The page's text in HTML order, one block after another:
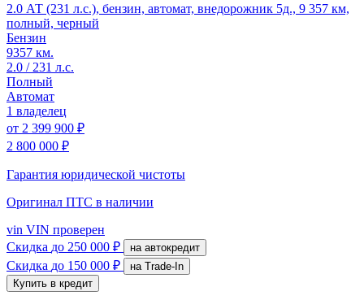
2.0 АТ (231 л.с.), бензин, автомат, внедорожник 5д., 9 357 км,
полный, черный
Бензин
9357 км.
2.0 / 231 л.с.
Полный
Автомат
1 владелец
от 2 399 900 ₽
2 800 000 ₽
Гарантия юридической чистоты
Оригинал ПТС в наличии
vin VIN проверен
Скидка до 250 000 ₽ на автокредит
Скидка до 150 000 ₽
на Trade-In
Купить в кредит